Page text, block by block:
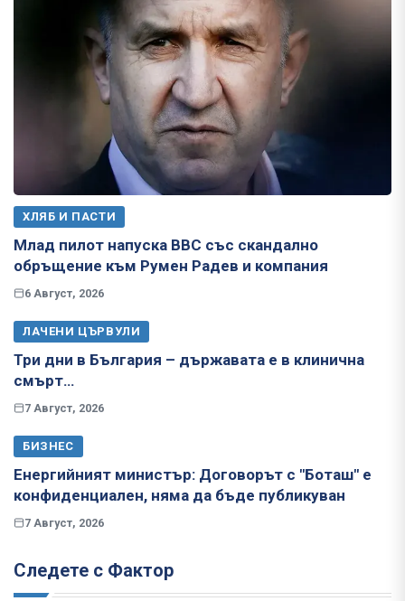
ХЛЯБ И ПАСТИ
Млад пилот напуска ВВС със скандално
обръщение към Румен Радев и компания
6 Август, 2026
ЛАЧЕНИ ЦЪРВУЛИ
Три дни в България – държавата е в клинична
смърт…
7 Август, 2026
БИЗНЕС
Енергийният министър: Договорът с "Боташ" е
конфиденциален, няма да бъде публикуван
7 Август, 2026
Следете с Фактор